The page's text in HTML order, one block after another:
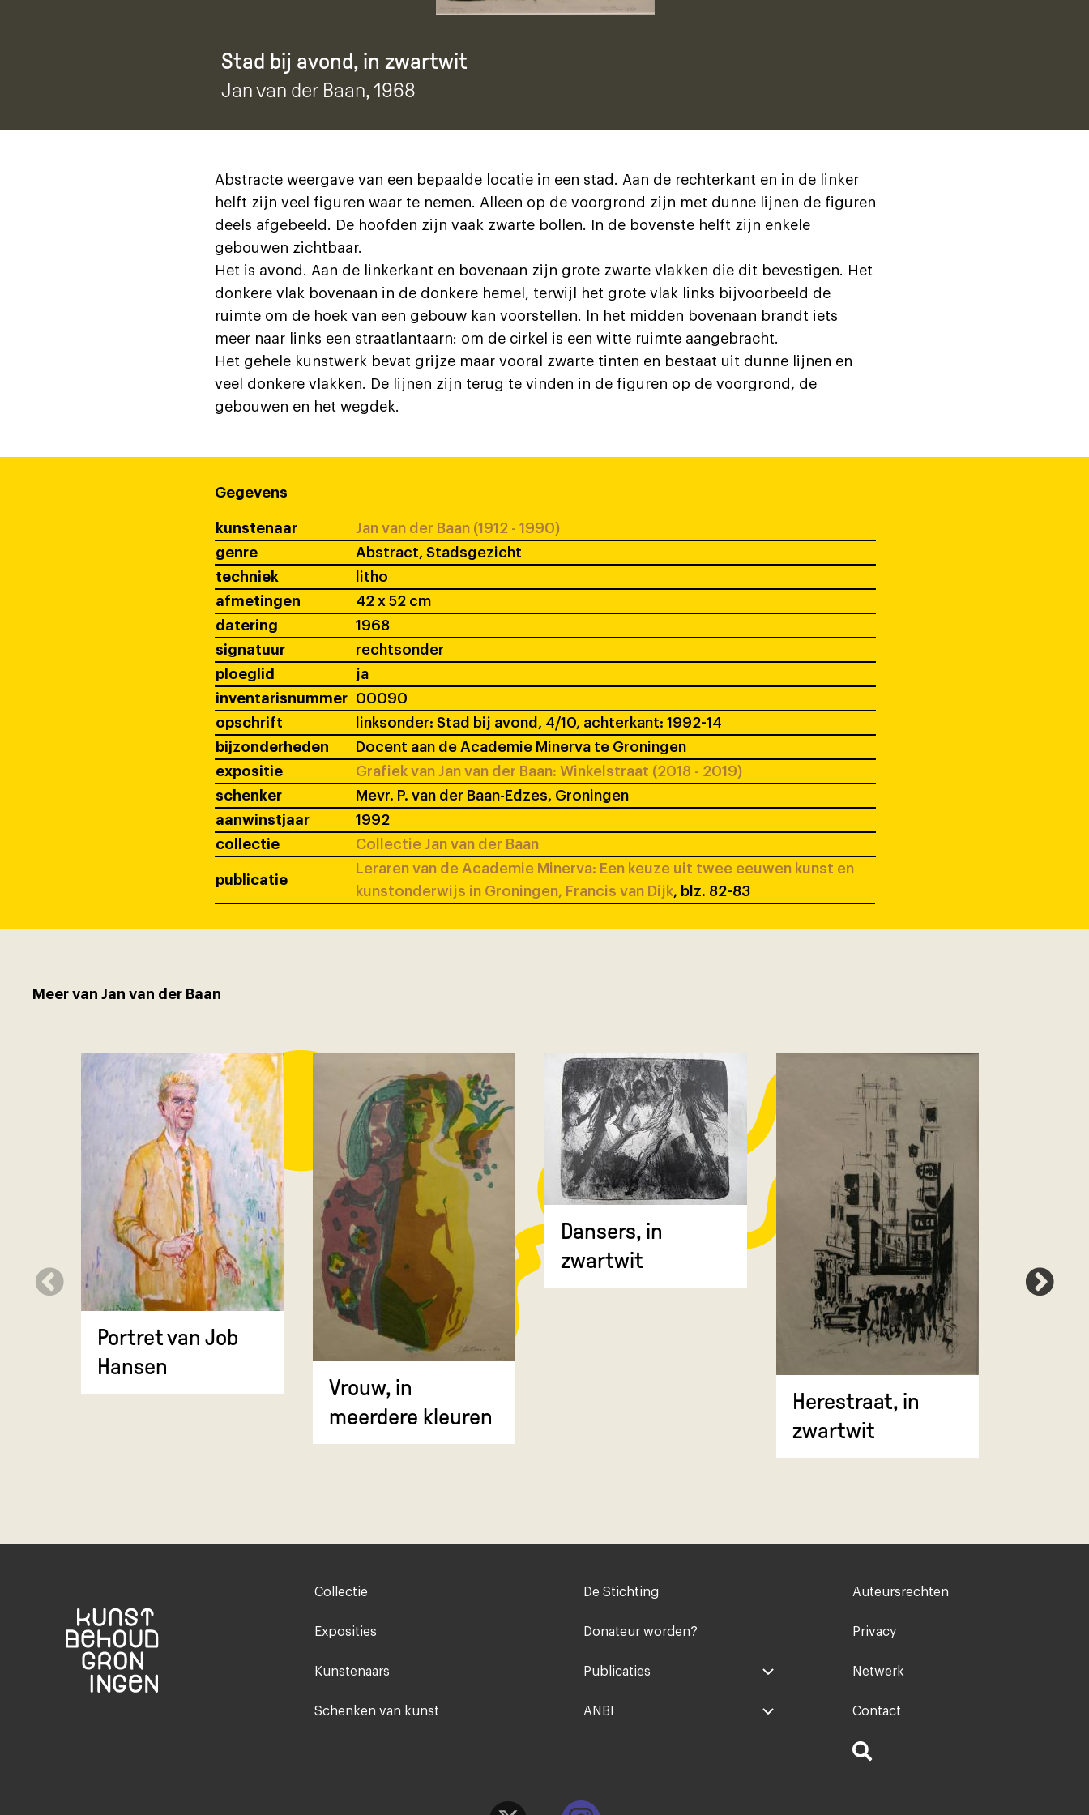
Stad bij avond, in zwartwit
Jan van der Baan, 1968
Abstracte weergave van een bepaalde locatie in een stad. Aan de rechterkant en in de linker
helft zijn veel figuren waar te nemen. Alleen op de voorgrond zijn met dunne lijnen de figuren
deels afgebeeld. De hoofden zijn vaak zwarte bollen. In de bovenste helft zijn enkele
gebouwen zichtbaar.
Het is avond. Aan de linkerkant en bovenaan zijn grote zwarte vlakken die dit bevestigen. Het
donkere vlak bovenaan in de donkere hemel, terwijl het grote vlak links bijvoorbeeld de
ruimte om de hoek van een gebouw kan voorstellen. In het midden bovenaan brandt iets
meer naar links een straatlantaarn: om de cirkel is een witte ruimte aangebracht.
Het gehele kunstwerk bevat grijze maar vooral zwarte tinten en bestaat uit dunne lijnen en
veel donkere vlakken. De lijnen zijn terug te vinden in de figuren op de voorgrond, de
gebouwen en het wegdek.
Gegevens
kunstenaar
Jan van der Baan (1912 - 1990)
genre
Abstract, Stadsgezicht
techniek
litho
afmetingen
42 x 52 cm
datering
1968
signatuur
rechtsonder
ploeglid
ja
inventarisnummer
00090
opschrift
linksonder: Stad bij avond, 4/10, achterkant: 1992-14
bijzonderheden
Docent aan de Academie Minerva te Groningen
expositie
Grafiek van Jan van der Baan: Winkelstraat (2018 - 2019)
schenker
Mevr. P. van der Baan-Edzes, Groningen
aanwinstjaar
1992
collectie
Collectie Jan van der Baan
publicatie
Leraren van de Academie Minerva: Een keuze uit twee eeuwen kunst en
kunstonderwijs in Groningen, Francis van Dijk, blz. 82-83
Meer van Jan van der Baan
Portret van Job
Hansen
Vrouw, in
meerdere kleuren
Dansers, in
zwartwit
Herestraat, in
zwartwit
Footer-
Collectie
Exposities
Kunstenaars
Schenken van kunst
Voet
De Stichting
Donateur worden?
Publicaties
ANBI
Voet
Auteursrechten
Privacy
Netwerk
Contact